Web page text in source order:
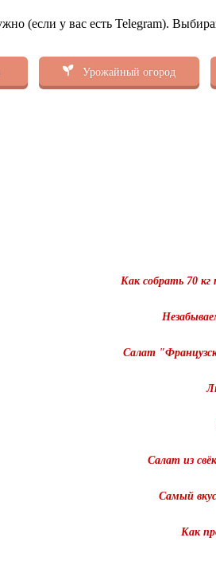
(если у вас есть Telegram).
Урожайный огород
Как собрать 70
Салат
Салат из
Самый
Как